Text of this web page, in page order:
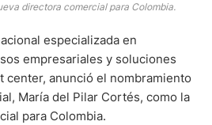
directora comercial para Colombia.
especializada en
empresariales y soluciones
center, anunció el nombramiento
María del Pilar Cortés, como la
para Colombia.